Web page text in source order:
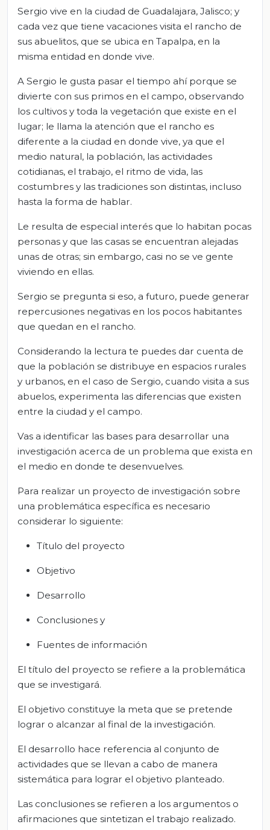
Sergio vive en la ciudad de Guadalajara, Jalisco; y
cada vez que tiene vacaciones visita el rancho de
sus abuelitos, que se ubica en Tapalpa, en la
misma entidad en donde vive.
A Sergio le gusta pasar el tiempo ahí porque se
divierte con sus primos en el campo, observando
los cultivos y toda la vegetación que existe en el
lugar; le llama la atención que el rancho es
diferente a la ciudad en donde vive, ya que el
medio natural, la población, las actividades
cotidianas, el trabajo, el ritmo de vida, las
costumbres y las tradiciones son distintas, incluso
hasta la forma de hablar.
Le resulta de especial interés que lo habitan pocas
personas y que las casas se encuentran alejadas
unas de otras; sin embargo, casi no se ve gente
viviendo en ellas.
Sergio se pregunta si eso, a futuro, puede generar
repercusiones negativas en los pocos habitantes
que quedan en el rancho.
Considerando la lectura te puedes dar cuenta de
que la población se distribuye en espacios rurales
y urbanos, en el caso de Sergio, cuando visita a sus
abuelos, experimenta las diferencias que existen
entre la ciudad y el campo.
Vas a identificar las bases para desarrollar una
investigación acerca de un problema que exista en
el medio en donde te desenvuelves.
Para realizar un proyecto de investigación sobre
una problemática específica es necesario
considerar lo siguiente:
Título del proyecto
Objetivo
Desarrollo
Conclusiones y
Fuentes de información
El título del proyecto se refiere a la problemática
que se investigará.
El objetivo constituye la meta que se pretende
lograr o alcanzar al final de la investigación.
El desarrollo hace referencia al conjunto de
actividades que se llevan a cabo de manera
sistemática para lograr el objetivo planteado.
Las conclusiones se refieren a los argumentos o
afirmaciones que sintetizan el trabajo realizado.